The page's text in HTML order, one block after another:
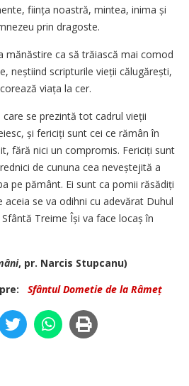
ființa noastră, mintea, inima și
prin dragoste.
mănăstire ca să trăiască mai comod
neștiind scripturile vieții călugărești,
viața la cer.
care se prezintă tot cadrul vieții
și fericiți sunt cei ce rămân în
fără nici un compromis. Fericiți sunt
de cununa cea neveștejită a
pe pământ. Ei sunt ca pomii răsădiți
aceia se va odihni cu adevărat Duhul
Treime Își va face locaș în
, pr. Narcis Stupcanu)
Sfântul Dometie de la Râmeț